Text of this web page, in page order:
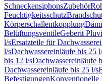
SchneckensiphonsZubehör
Feuchtigkeitsschutz
Körperschallentkopplung
BelüftungsventileGeberit
l/sErsatzteile für
l/sDachwassereinläufe bis 25
bis 12 l/sDachwassereinläufe
Dachwassereinläufe bis 25 l/s
BefestigungenKonventionelle